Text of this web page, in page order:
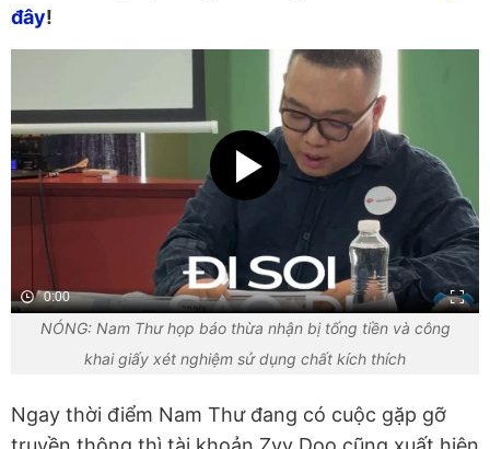
đây!
0:00
NÓNG: Nam Thư họp báo thừa nhận bị tống tiền và công
khai giấy xét nghiệm sử dụng chất kích thích
Ngay thời điểm Nam Thư đang có cuộc gặp gỡ